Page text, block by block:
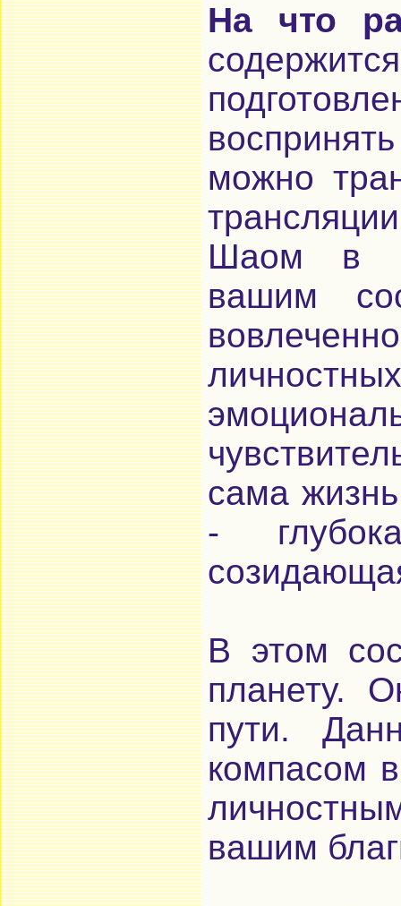
На что
можно
Шаом в
вашим
сама
-
В этом
планету.
пути.
компасом
вашим